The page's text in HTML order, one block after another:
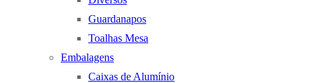
Guardanapos
Toalhas Mesa
Embalagens
Caixas de Alumínio